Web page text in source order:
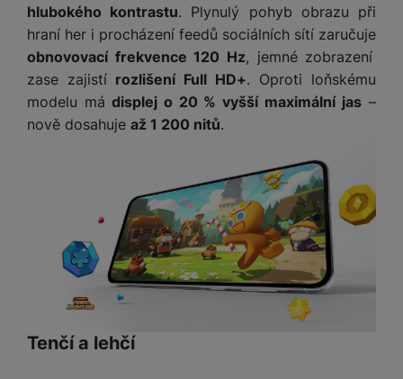
hlubokého kontrastu. Plynulý pohyb obrazu při
hraní her i procházení feedů sociálních sítí zaručuje
obnovovací frekvence 120 Hz, jemné zobrazení
zase zajistí rozlišení Full HD+. Oproti loňskému
modelu má displej o 20 % vyšší maximální jas –
nově dosahuje až 1 200 nitů.
Tenčí a lehčí